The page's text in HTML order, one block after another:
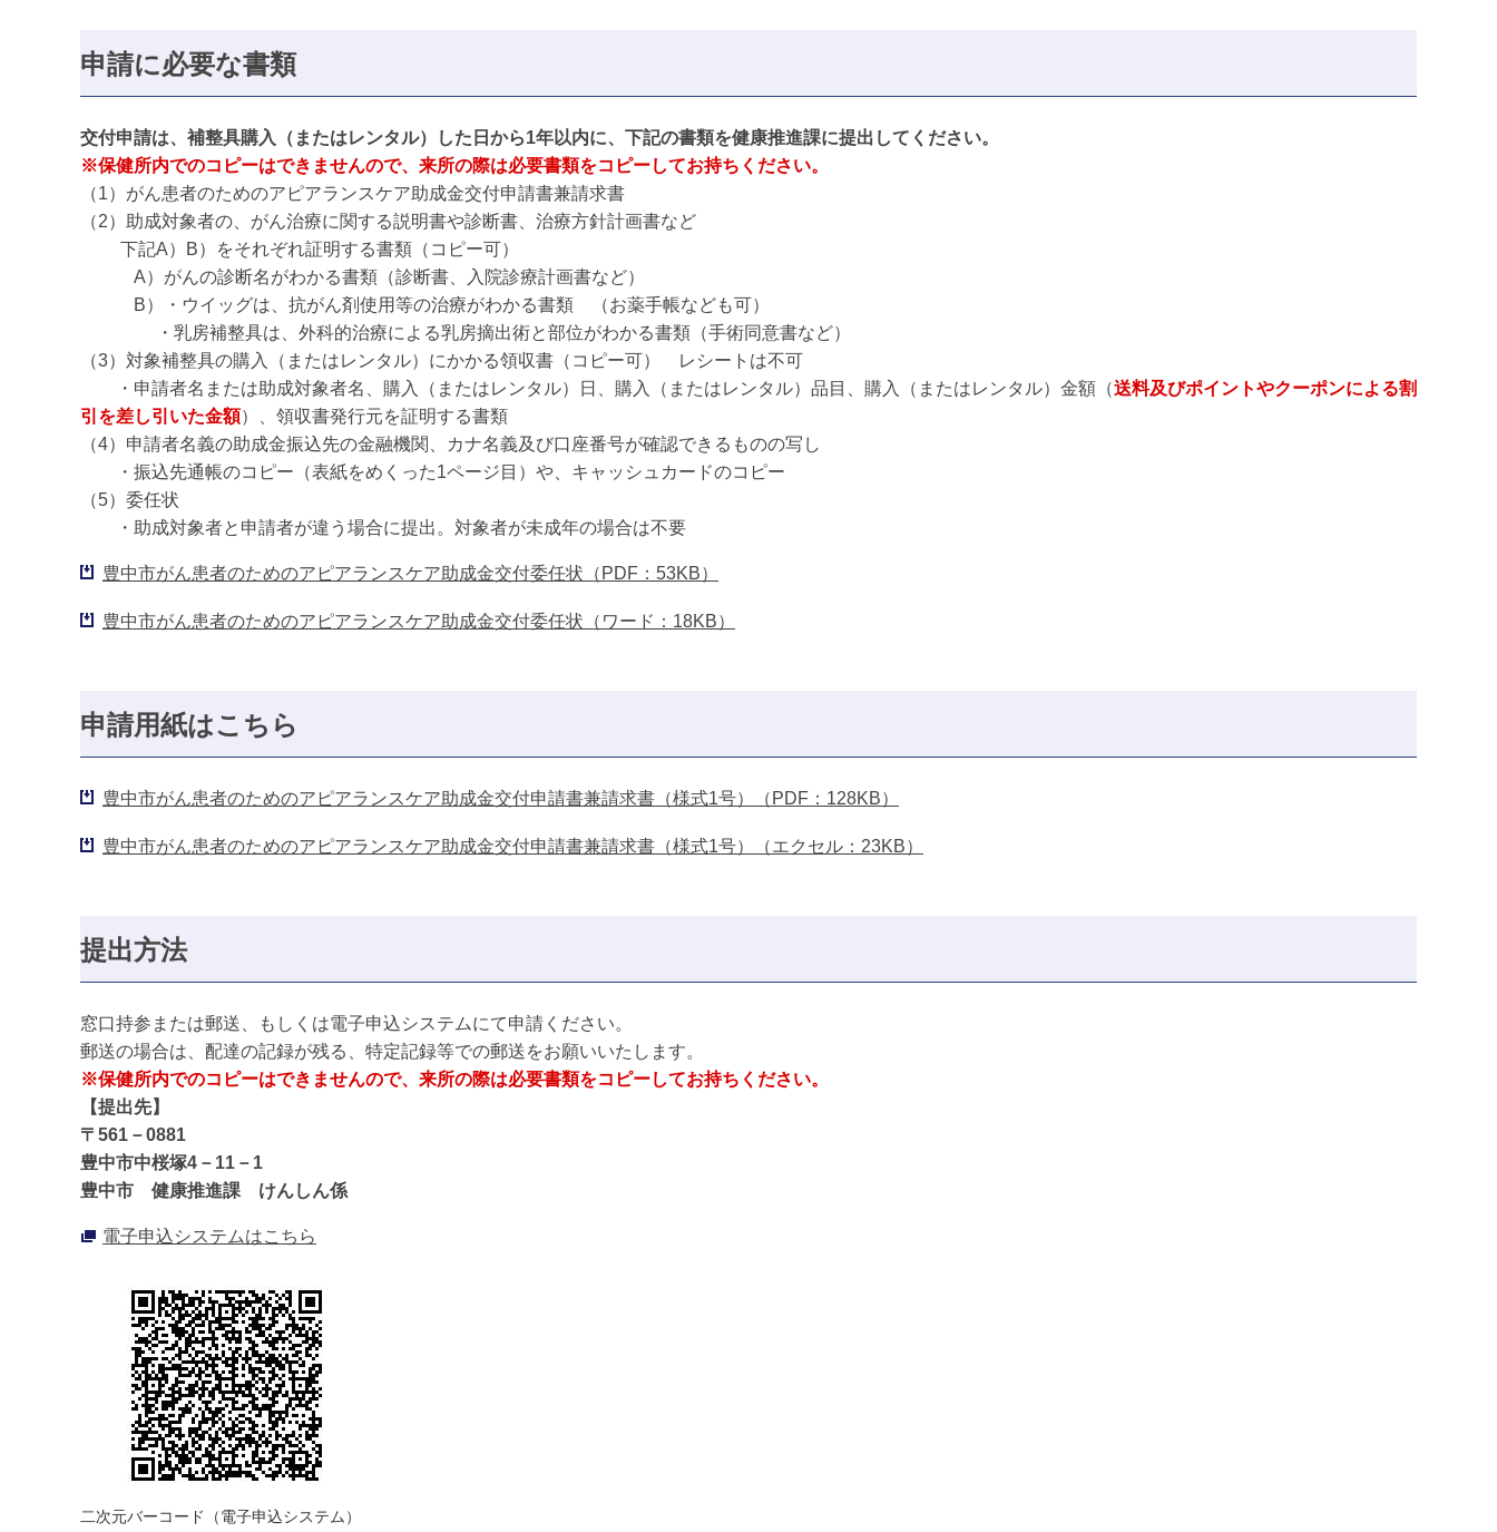
申請に必要な書類
交付申請は、補整具購入（またはレンタル）した日から1年以内に、 下記の書類を健康推進課に提出してください。
※保健所内でのコピーはできませんので、来所の際は必要書類をコピーしてお持ちください。
（1）がん患者のためのアピアランスケア助成金交付申請書兼請求書
（2）助成対象者の、がん治療に関する説明書や診断書、治療方針計画書など
下記A）B）をそれぞれ証明する書類（コピー可）
A）がんの診断名がわかる書類（診断書、入院診療計画書など）
B）・ウイッグは、抗がん剤使用等の治療がわかる書類 （お薬手帳なども可）
・乳房補整具は、外科的治療による乳房摘出術と部位がわかる書類（手術同意書など）
（3）対象補整具の購入（またはレンタル）にかかる領収書（コピー可） レシートは不可
・申請者名または助成対象者名、購入（またはレンタル）日、購入（またはレンタル）品目、購入（またはレンタル）金額（送料及びポイントやクーポンによる割
引を差し引いた金額）、領収書発行元を証明する書類
（4）申請者名義の助成金振込先の金融機関、カナ名義及び口座番号が確認できるものの写し
・振込先通帳のコピー（表紙をめくった1ページ目）や、キャッシュカードのコピー
（5）委任状
・助成対象者と申請者が違う場合に提出。対象者が未成年の場合は不要
豊中市がん患者のためのアピアランスケア助成金交付委任状（PDF：53KB）
豊中市がん患者のためのアピアランスケア助成金交付委任状（ワード：18KB）
申請用紙はこちら
豊中市がん患者のためのアピアランスケア助成金交付申請書兼請求書（様式1号）（PDF：128KB）
豊中市がん患者のためのアピアランスケア助成金交付申請書兼請求書（様式1号）（エクセル：23KB）
提出方法
窓口持参または郵送、もしくは電子申込システムにて申請ください。
郵送の場合は、配達の記録が残る、特定記録等での郵送をお願いいたします。
※保健所内でのコピーはできませんので、来所の際は必要書類をコピーしてお持ちください。
【提出先】
〒561－0881
豊中市中桜塚4－11－1
豊中市 健康推進課 けんしん係
電子申込システムはこちら
二次元バーコード（電子申込システム）